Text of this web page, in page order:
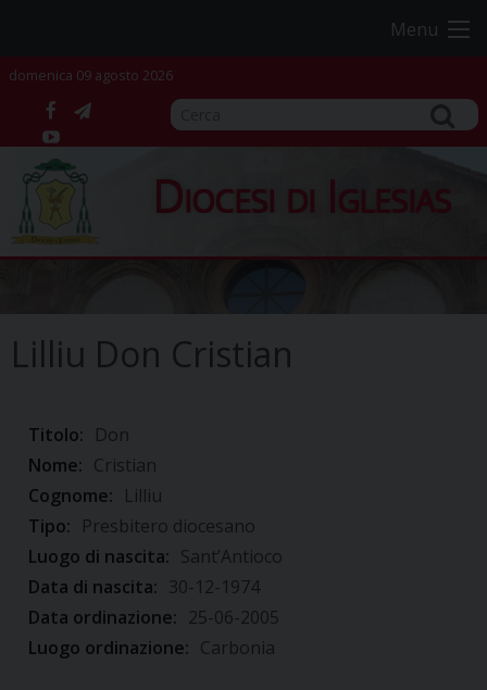
content
Menu
domenica 09 agosto 2026
facebook
telegram
YouTube
Diocesi di Iglesias
Lilliu Don Cristian
Titolo: Don
Nome: Cristian
Cognome: Lilliu
Tipo: Presbitero diocesano
Luogo di nascita: Sant’Antioco
Data di nascita: 30-12-1974
Data ordinazione: 25-06-2005
Luogo ordinazione: Carbonia